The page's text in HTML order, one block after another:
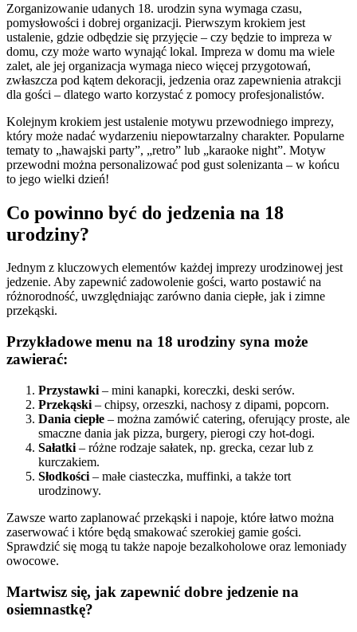
Zorganizowanie udanych 18. urodzin syna wymaga czasu,
pomysłowości i dobrej organizacji. Pierwszym krokiem jest
ustalenie, gdzie odbędzie się przyjęcie – czy będzie to impreza w
domu, czy może warto wynająć lokal. Impreza w domu ma wiele
zalet, ale jej organizacja wymaga nieco więcej przygotowań,
zwłaszcza pod kątem dekoracji, jedzenia oraz zapewnienia atrakcji
dla gości – dlatego warto korzystać z pomocy profesjonalistów.
Kolejnym krokiem jest ustalenie motywu przewodniego imprezy,
który może nadać wydarzeniu niepowtarzalny charakter. Popularne
tematy to „hawajski party”, „retro” lub „karaoke night”. Motyw
przewodni można personalizować pod gust solenizanta – w końcu
to jego wielki dzień!
Co powinno być do jedzenia na 18
urodziny?
Jednym z kluczowych elementów każdej imprezy urodzinowej jest
jedzenie. Aby zapewnić zadowolenie gości, warto postawić na
różnorodność, uwzględniając zarówno dania ciepłe, jak i zimne
przekąski.
Przykładowe menu na 18 urodziny syna może
zawierać:
Przystawki – mini kanapki, koreczki, deski serów.
Przekąski – chipsy, orzeszki, nachosy z dipami, popcorn.
Dania ciepłe – można zamówić catering, oferujący proste, ale
smaczne dania jak pizza, burgery, pierogi czy hot-dogi.
Sałatki – różne rodzaje sałatek, np. grecka, cezar lub z
kurczakiem.
Słodkości – małe ciasteczka, muffinki, a także tort
urodzinowy.
Zawsze warto zaplanować przekąski i napoje, które łatwo można
zaserwować i które będą smakować szerokiej gamie gości.
Sprawdzić się mogą tu także napoje bezalkoholowe oraz lemoniady
owocowe.
Martwisz się, jak zapewnić dobre jedzenie na
osiemnastkę?